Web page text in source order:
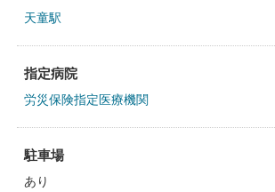
天童駅
指定病院
労災保険指定医療機関
駐車場
あり